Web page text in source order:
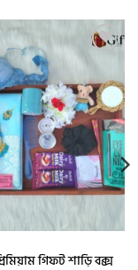
Add to
wishlist
গিফট শাড়ি বক্স